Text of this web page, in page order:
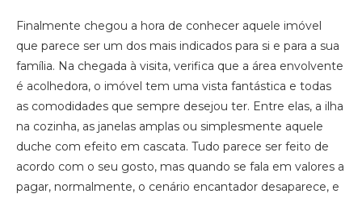
Finalmente chegou a hora de conhecer aquele imóvel
que parece ser um dos mais indicados para si e para a sua
família. Na chegada à visita, verifica que a área envolvente
é acolhedora, o imóvel tem uma vista fantástica e todas
as comodidades que sempre desejou ter. Entre elas, a ilha
na cozinha, as janelas amplas ou simplesmente aquele
duche com efeito em cascata. Tudo parece ser feito de
acordo com o seu gosto, mas quando se fala em valores a
pagar, normalmente, o cenário encantador desaparece, e